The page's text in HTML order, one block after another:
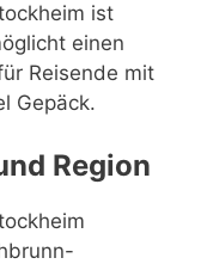
ist
einen
Reisende mit
Gepäck.
Region